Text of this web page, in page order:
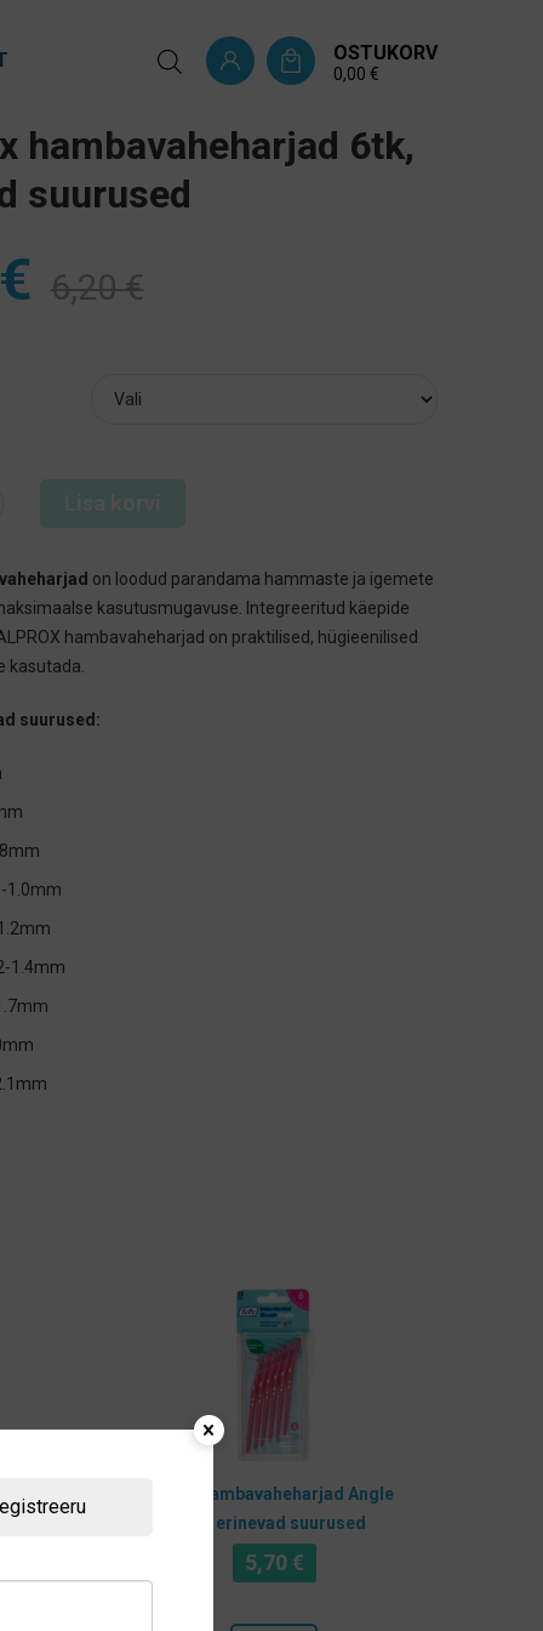
OSTUKORV
0,00 €
hambavaheharjad 6tk,
suurused
6,20€
€
on loodud parandama hammaste ja igemete
kasutusmugavuse. Integreeritud käepide
hambavaheharjad on praktilised, hügieenilised
kasutada.
suurused:
1.0mm
1.4mm
TePe hambavaheharjad Angle
6tk, erinevad suurused
5,70€